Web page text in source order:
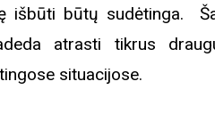
Biblioteka
išbūti būtų sudėtinga.
atrasti tikrus
situacijose.